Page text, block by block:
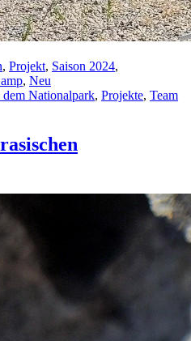
, Projekt, Saison 2024,
, Neu
Nationalpark, Projekte, Team